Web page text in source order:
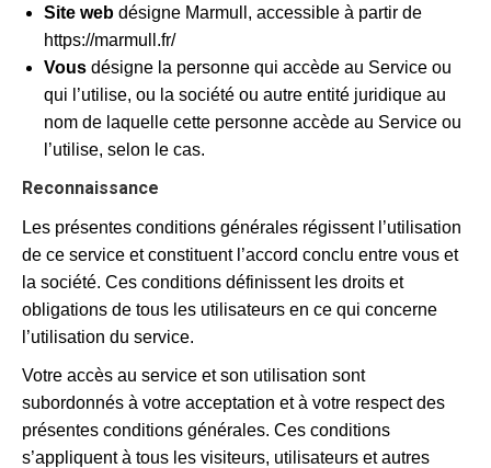
Site web désigne Marmull, accessible à partir de
https://marmull.fr/
Vous désigne la personne qui accède au Service ou
qui l’utilise, ou la société ou autre entité juridique au
nom de laquelle cette personne accède au Service ou
l’utilise, selon le cas.
Reconnaissance
Les présentes conditions générales régissent l’utilisation
de ce service et constituent l’accord conclu entre vous et
la société. Ces conditions définissent les droits et
obligations de tous les utilisateurs en ce qui concerne
l’utilisation du service.
Votre accès au service et son utilisation sont
subordonnés à votre acceptation et à votre respect des
présentes conditions générales. Ces conditions
s’appliquent à tous les visiteurs, utilisateurs et autres